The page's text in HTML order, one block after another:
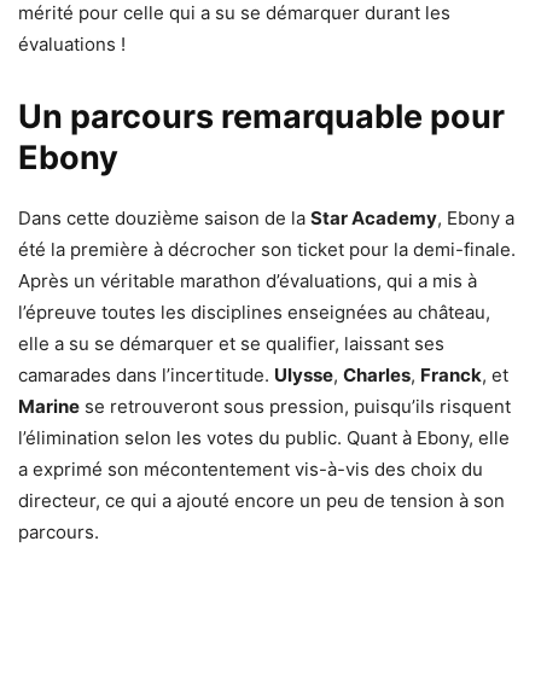
mérité pour celle qui a su se démarquer durant les
évaluations !
Un parcours remarquable pour
Ebony
Dans cette douzième saison de la Star Academy, Ebony a
été la première à décrocher son ticket pour la demi-finale.
Après un véritable marathon d’évaluations, qui a mis à
l’épreuve toutes les disciplines enseignées au château,
elle a su se démarquer et se qualifier, laissant ses
camarades dans l’incertitude. Ulysse, Charles, Franck, et
Marine se retrouveront sous pression, puisqu’ils risquent
l’élimination selon les votes du public. Quant à Ebony, elle
a exprimé son mécontentement vis-à-vis des choix du
directeur, ce qui a ajouté encore un peu de tension à son
parcours.